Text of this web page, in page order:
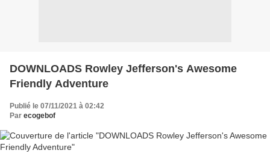
DOWNLOADS Rowley Jefferson's Awesome
Friendly Adventure
Publié le 07/11/2021 à 02:42
Par ecogebof